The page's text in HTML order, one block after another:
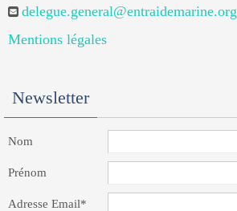
delegue.general@entraidemarine.org
Mentions légales
Newsletter
Nom
Prénom
Adresse Email*